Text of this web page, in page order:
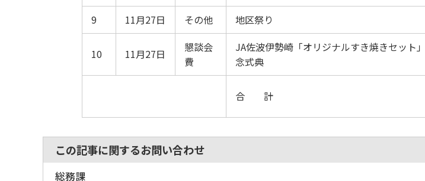
9
11月27日 その他 地区祭り
10 11月27日
懇談会
費
JA佐波伊勢崎「オリジナルすき焼きセット
念式典
合 計
この記事に関するお問い合わせ
総務課